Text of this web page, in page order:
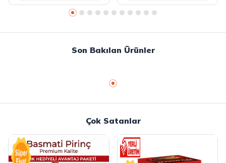
Son Bakılan Ürünler
Çok Satanlar